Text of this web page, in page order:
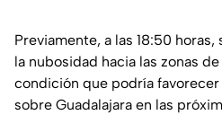
Previamente, a las 18:50
la nubosidad hacia las zonas
condición que podría
sobre Guadalajara en las